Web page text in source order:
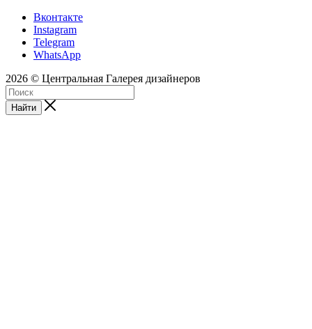
Вконтакте
Instagram
Telegram
WhatsApp
2026 © Центральная Галерея дизайнеров
Найти